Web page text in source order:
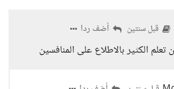
قبل سنتين أضف ردا
الكثير بالاطلاع على المنافسين